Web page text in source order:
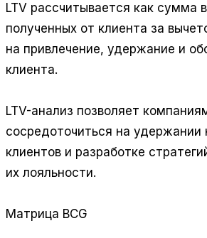
LTV рассчитывается как сумма
полученных от клиента за
на привлечение, удержание и
клиента.
LTV-анализ позволяет
сосредоточиться на удержании
клиентов и разработке
их лояльности.
Матрица BCG